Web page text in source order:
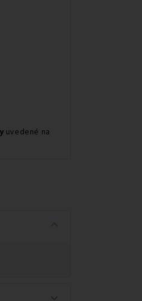
uvedené na
keyboard_arrow_down